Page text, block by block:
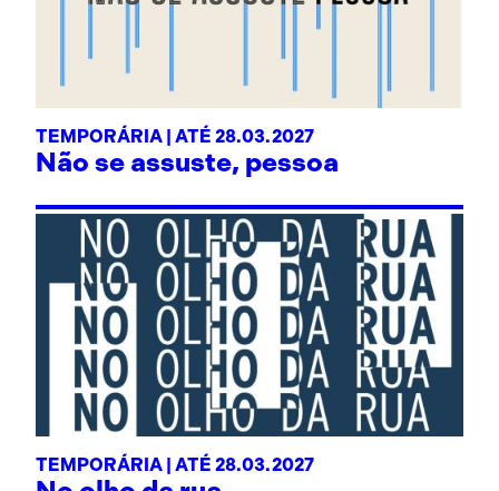
TEMPORÁRIA | ATÉ 28.03.2027
Não se assuste, pessoa
TEMPORÁRIA | ATÉ 28.03.2027